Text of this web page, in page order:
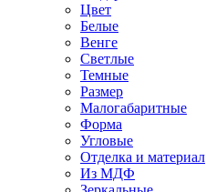
Цвет
Белые
Венге
Светлые
Темные
Размер
Малогабаритные
Форма
Угловые
Отделка и материал
Из МДФ